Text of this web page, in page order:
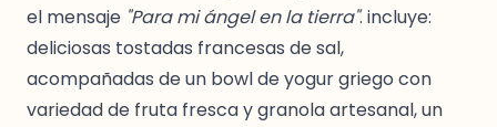
el mensaje "Para mi ángel en la tierra". incluye:
deliciosas tostadas francesas de sal,
acompañadas de un bowl de yogur griego con
variedad de fruta fresca y granola artesanal, un